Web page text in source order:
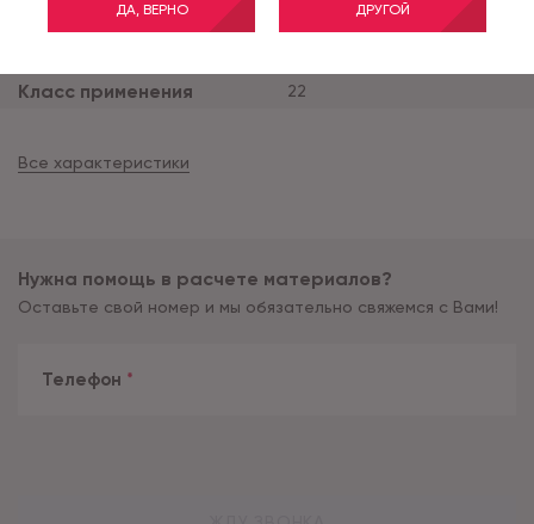
ДА, ВЕРНО ДРУГОЙ
Ширина рулона (м)
Класс применения 22
Все характеристики
Нужна помощь в расчете материалов?
Оставьте свой номер и мы обязательно свяжемся с Вами!
Телефон *